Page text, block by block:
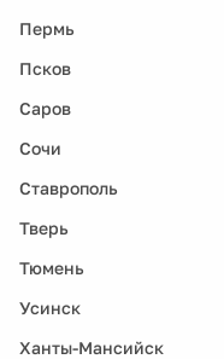
Пермь
Псков
Саров
Сочи
Ставрополь
Тверь
Тюмень
Усинск
Ханты-Мансийск